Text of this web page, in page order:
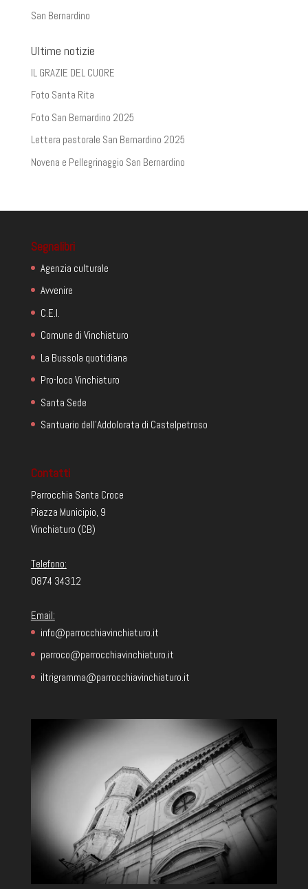
San Bernardino
Ultime notizie
IL GRAZIE DEL CUORE
Foto Santa Rita
Foto San Bernardino 2025
Lettera pastorale San Bernardino 2025
Novena e Pellegrinaggio San Bernardino
Segnalibri
Agenzia culturale
Avvenire
C.E.I.
Comune di Vinchiaturo
La Bussola quotidiana
Pro-loco Vinchiaturo
Santa Sede
Santuario dell'Addolorata di Castelpetroso
Contatti
Parrocchia Santa Croce
Piazza Municipio, 9
Vinchiaturo (CB)
Telefono:
0874 34312
Email:
info@parrocchiavinchiaturo.it
parroco@parrocchiavinchiaturo.it
iltrigramma@parrocchiavinchiaturo.it